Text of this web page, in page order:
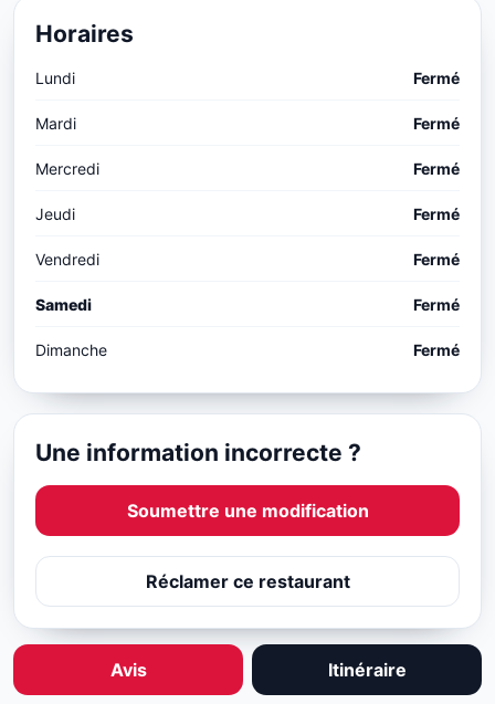
Horaires
Lundi Fermé
Mardi Fermé
Mercredi Fermé
Jeudi Fermé
Vendredi Fermé
Samedi Fermé
Dimanche Fermé
Une information incorrecte ?
Soumettre une modification
Réclamer ce restaurant
Avis Itinéraire